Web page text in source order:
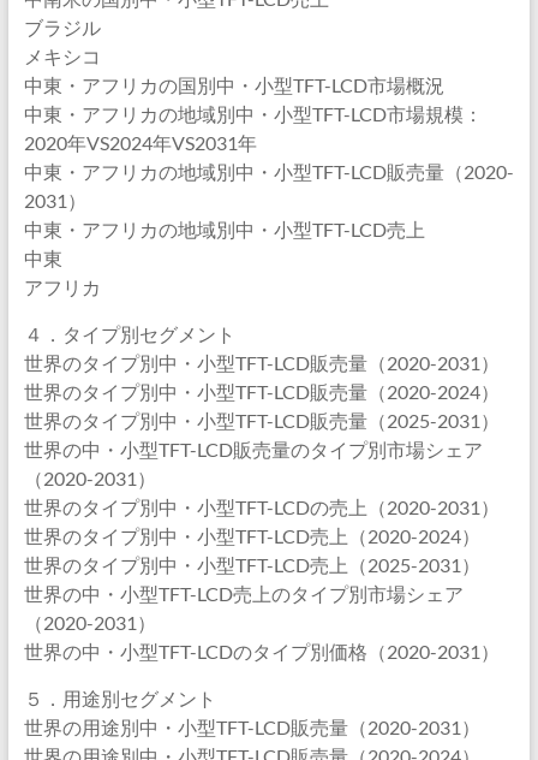
ブラジル
メキシコ
中東・アフリカの国別中・小型TFT-LCD市場概況
中東・アフリカの地域別中・小型TFT-LCD市場規模：
2020年VS2024年VS2031年
中東・アフリカの地域別中・小型TFT-LCD販売量（2020-
2031）
中東・アフリカの地域別中・小型TFT-LCD売上
中東
アフリカ
４．タイプ別セグメント
世界のタイプ別中・小型TFT-LCD販売量（2020-2031）
世界のタイプ別中・小型TFT-LCD販売量（2020-2024）
世界のタイプ別中・小型TFT-LCD販売量（2025-2031）
世界の中・小型TFT-LCD販売量のタイプ別市場シェア
（2020-2031）
世界のタイプ別中・小型TFT-LCDの売上（2020-2031）
世界のタイプ別中・小型TFT-LCD売上（2020-2024）
世界のタイプ別中・小型TFT-LCD売上（2025-2031）
世界の中・小型TFT-LCD売上のタイプ別市場シェア
（2020-2031）
世界の中・小型TFT-LCDのタイプ別価格（2020-2031）
５．用途別セグメント
世界の用途別中・小型TFT-LCD販売量（2020-2031）